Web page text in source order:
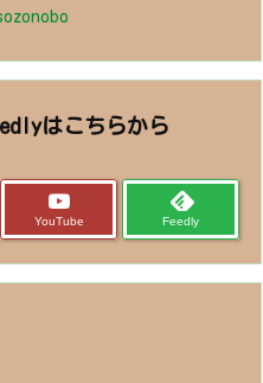
はこちらから
YouTube Feedly